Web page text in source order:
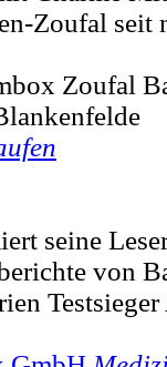
Zoufal seit
Zoufal
seine
von